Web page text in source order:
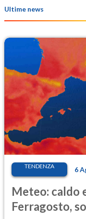
Ultime news
TENDENZA 6
Meteo: caldo
Ferragosto,